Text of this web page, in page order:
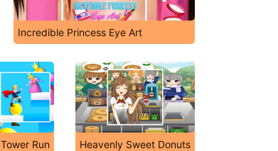
Incredible Princess Eye Art
Tower Run Heavenly Sweet Donuts